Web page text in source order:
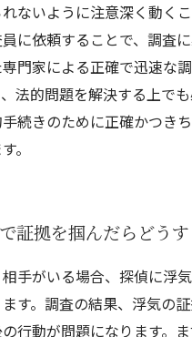
ないように注意深く動くこ
に依頼することで、調査
門家による正確で迅速な
法的問題を解決する上で
続きのために正確かつき
。
証拠を掴んだらどうす
手がいる場合、探偵に浮
す。調査の結果、浮気の
行動が問題になります。